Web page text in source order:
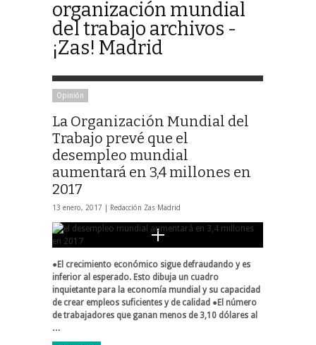
organización mundial
del trabajo archivos -
¡Zas! Madrid
Opinión
La Organización Mundial del
Trabajo prevé que el
desempleo mundial
aumentará en 3,4 millones en
2017
13 enero, 2017 | Redacción Zas Madrid
●El crecimiento económico sigue defraudando y es
inferior al esperado. Esto dibuja un cuadro
inquietante para la economía mundial y su capacidad
de crear empleos suficientes yde calidad ●El número
de trabajadores que ganan menos de 3,10 dólares al
…